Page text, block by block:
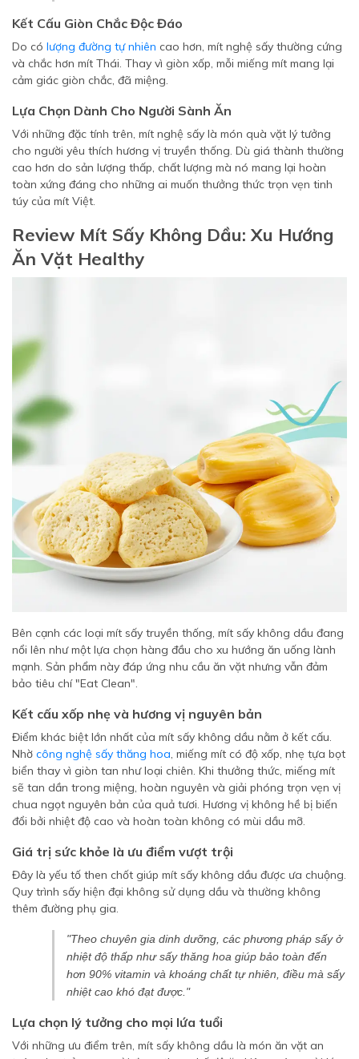
Kết Cấu Giòn Chắc Độc Đáo
Do có lượng đường tự nhiên cao hơn, mít nghệ sấy thường cứng
và chắc hơn mít Thái. Thay vì giòn xốp, mỗi miếng mít mang lại
cảm giác giòn chắc, đã miệng.
Lựa Chọn Dành Cho Người Sành Ăn
Với những đặc tính trên, mít nghệ sấy là món quà vặt lý tưởng
cho người yêu thích hương vị truyền thống. Dù giá thành thường
cao hơn do sản lượng thấp, chất lượng mà nó mang lại hoàn
toàn xứng đáng cho những ai muốn thưởng thức trọn vẹn tinh
túy của mít Việt.
Review Mít Sấy Không Dầu: Xu Hướng
Ăn Vặt Healthy
Bên cạnh các loại mít sấy truyền thống, mít sấy không dầu đang
nổi lên như một lựa chọn hàng đầu cho xu hướng ăn uống lành
mạnh. Sản phẩm này đáp ứng nhu cầu ăn vặt nhưng vẫn đảm
bảo tiêu chí "Eat Clean".
Kết cấu xốp nhẹ và hương vị nguyên bản
Điểm khác biệt lớn nhất của mít sấy không dầu nằm ở kết cấu.
Nhờ công nghệ sấy thăng hoa, miếng mít có độ xốp, nhẹ tựa bọt
biển thay vì giòn tan như loại chiên. Khi thưởng thức, miếng mít
sẽ tan dần trong miệng, hoàn nguyên và giải phóng trọn vẹn vị
chua ngọt nguyên bản của quả tươi. Hương vị không hề bị biến
đổi bởi nhiệt độ cao và hoàn toàn không có mùi dầu mỡ.
Giá trị sức khỏe là ưu điểm vượt trội
Đây là yếu tố then chốt giúp mít sấy không dầu được ưa chuộng.
Quy trình sấy hiện đại không sử dụng dầu và thường không
thêm đường phụ gia.
"Theo chuyên gia dinh dưỡng, các phương pháp sấy ở
nhiệt độ thấp như sấy thăng hoa giúp bảo toàn đến
hơn 90% vitamin và khoáng chất tự nhiên, điều mà sấy
nhiệt cao khó đạt được."
Lựa chọn lý tưởng cho mọi lứa tuổi
Với những ưu điểm trên, mít sấy không dầu là món ăn vặt an